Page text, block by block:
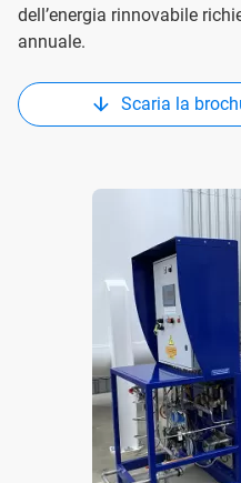
dell’energia rinnovabile
annuale.
Scaria la